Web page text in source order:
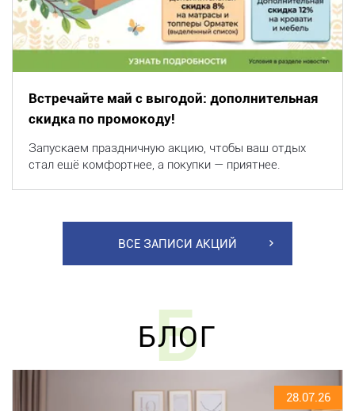
Встречайте май с выгодой: дополнительная
скидка по промокоду!
Запускаем праздничную акцию, чтобы ваш отдых
стал ещё комфортнее, а покупки — приятнее.
ВСЕ ЗАПИСИ АКЦИЙ
Б
БЛОГ
28.07.26